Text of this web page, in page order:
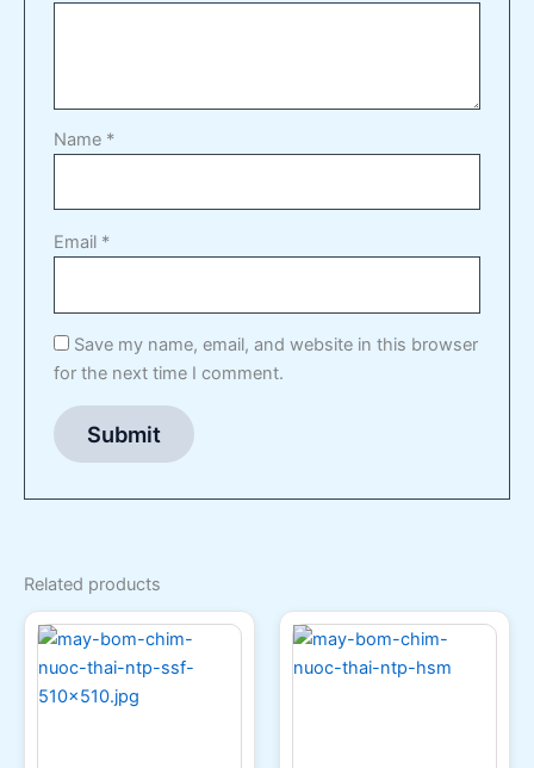
Name *
Email *
Save my name, email, and website in this browser
for the next time I comment.
Related products